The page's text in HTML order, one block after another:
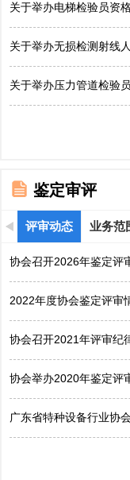
关于举办电梯检验员资
关于举办无损检测射线
关于举办压力管道检验
鉴定审评
评审动态 业务范
协会召开2026年鉴定评
2022年度协会鉴定评审